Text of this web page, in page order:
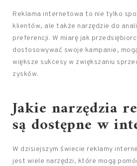
Reklama internetowa to nie tylko
klientów, ale także narzędzie do
preferencji. W miarę jak
dostosowywać swoje kampanie,
większe sukcesy w zwiększaniu
zysków.
Jakie narzędzia
są dostępne w
W dzisiejszym świecie reklamy
jest wiele narzędzi, które mogą